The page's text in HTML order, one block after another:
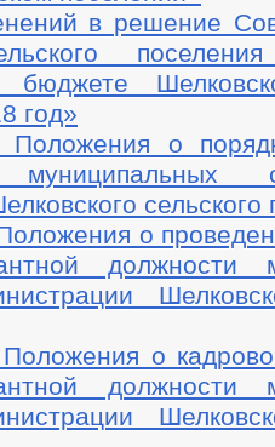
в решение
год»
о
сельского
о
должности
о
должности